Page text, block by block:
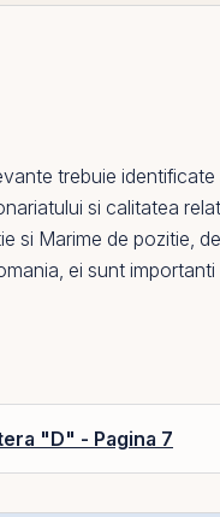
trebuie
si calitatea
si Marime de pozitie,
, ei sunt
"D" - Pagina 7